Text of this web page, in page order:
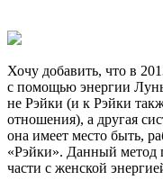
Хочу добавить, что в
с помощью энергии
не Рэйки (и к Рэйки
отношения), а другая
она имеет место быть,
«Рэйки». Данный метод
части с женской